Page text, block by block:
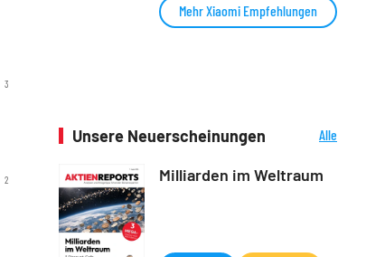
2
3
Mehr Xiaomi Empfehlungen
Unsere Neuerscheinungen
Alle
Milliarden im Weltraum